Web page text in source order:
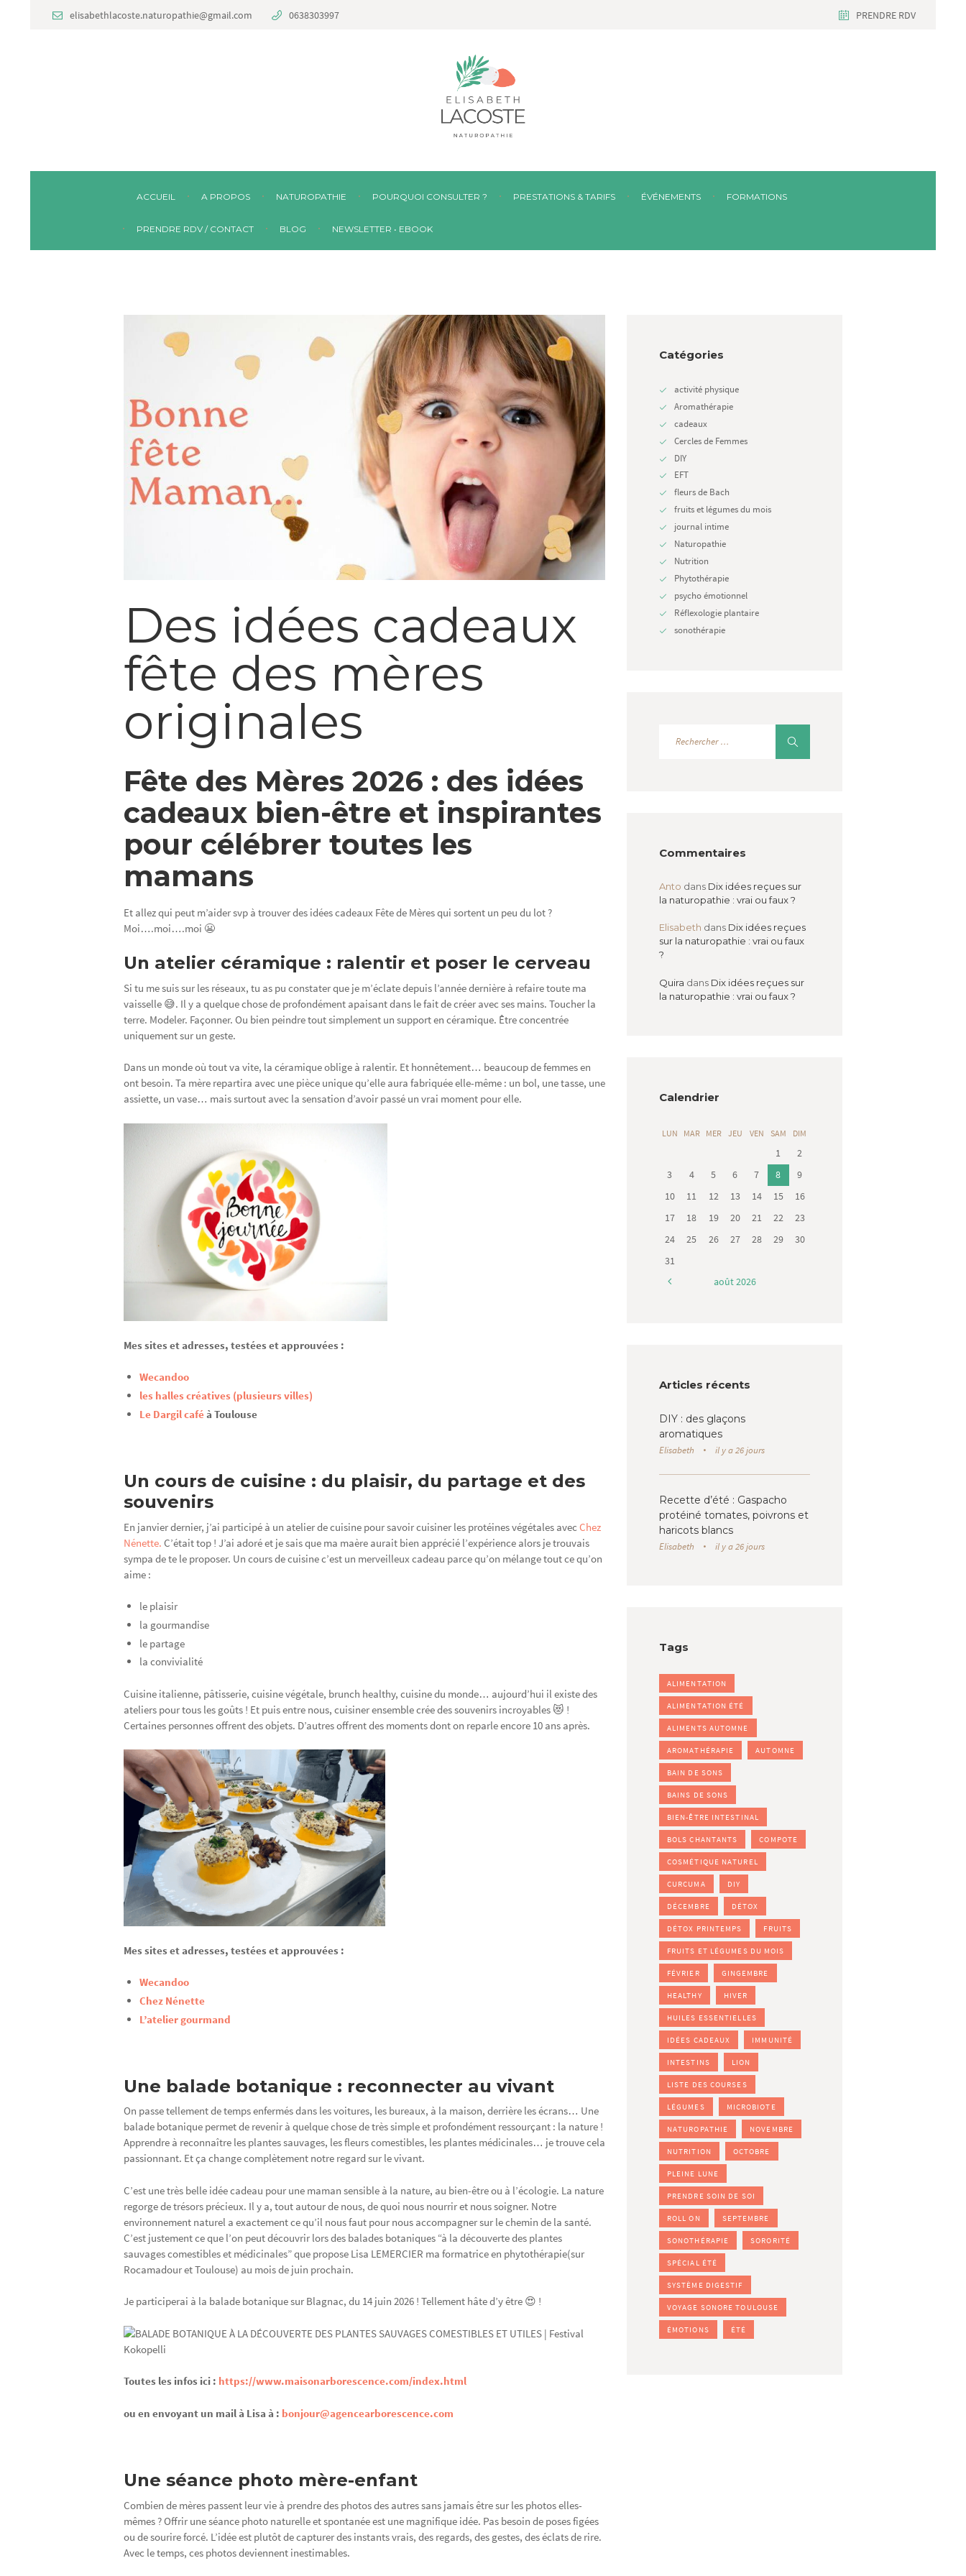
elisabethlacoste.naturopathie@gmail.com 0638303997 PRENDRE RDV
ACCUEIL A PROPOS NATUROPATHIE POURQUOI CONSULTER ? PRESTATIONS & TARIFS ÉVÉNEMENTS FORMATIONS
PRENDRE RDV / CONTACT BLOG NEWSLETTER • EBOOK
Next item
Des idées cadeaux
fête des mères
originales
Fête des Mères 2026 : des idées
cadeaux bien-être et inspirantes
pour célébrer toutes les
mamans
Et allez qui peut m’aider svp à trouver des idées cadeaux Fête de Mères qui sortent un peu du lot ?
Moi….moi….moi 😬
Un atelier céramique : ralentir et poser le cerveau
Si tu me suis sur les réseaux, tu as pu constater que je m’éclate depuis l’année dernière à refaire toute ma
vaisselle 😅. Il y a quelque chose de profondément apaisant dans le fait de créer avec ses mains. Toucher la
terre. Modeler. Façonner. Ou bien peindre tout simplement un support en céramique. Être concentrée
uniquement sur un geste.
Dans un monde où tout va vite, la céramique oblige à ralentir. Et honnêtement… beaucoup de femmes en
ont besoin. Ta mère repartira avec une pièce unique qu’elle aura fabriquée elle-même : un bol, une tasse, une
assiette, un vase… mais surtout avec la sensation d’avoir passé un vrai moment pour elle.
Mes sites et adresses, testées et approuvées :
Wecandoo
les halles créatives (plusieurs villes)
Le Dargil caféà Toulouse
Un cours de cuisine : du plaisir, du partage et des
souvenirs
En janvier dernier, j’ai participé à un atelier de cuisine pour savoir cuisiner les protéines végétales avec Chez
Nénette. C’était top ! J’ai adoré et je sais que ma maère aurait bien apprécié l’expérience alors je trouvais
sympa de te le proposer. Un cours de cuisine c’est un merveilleux cadeau parce qu’on mélange tout ce qu’on
aime :
le plaisir
la gourmandise
le partage
la convivialité
Cuisine italienne, pâtisserie, cuisine végétale, brunch healthy, cuisine du monde… aujourd’hui il existe des
ateliers pour tous les goûts ! Et puis entre nous, cuisiner ensemble crée des souvenirs incroyables 😻 !
Certaines personnes offrent des objets. D’autres offrent des moments dont on reparle encore 10 ans après.
Mes sites et adresses, testées et approuvées :
Wecandoo
Chez Nénette
L’atelier gourmand
Une balade botanique : reconnecter au vivant
On passe tellement de temps enfermés dans les voitures, les bureaux, à la maison, derrière les écrans… Une
balade botanique permet de revenir à quelque chose de très simple et profondément ressourçant : la nature !
Apprendre à reconnaître les plantes sauvages, les fleurs comestibles, les plantes médicinales… je trouve cela
passionnant. Et ça change complètement notre regard sur le vivant.
C’est une très belle idée cadeau pour une maman sensible à la nature, au bien-être ou à l’écologie. La nature
regorge de trésors précieux. Il y a, tout autour de nous, de quoi nous nourrir et nous soigner. Notre
environnement naturel a exactement ce qu’il nous faut pour nous accompagner sur le chemin de la santé.
C’est justement ce que l’on peut découvrir lors des balades botaniques “à la découverte des plantes
sauvages comestibles et médicinales” que propose Lisa LEMERCIER ma formatrice en phytothérapie(sur
Rocamadour et Toulouse) au mois de juin prochain.
Je participerai à la balade botanique sur Blagnac, du 14 juin 2026 ! Tellement hâte d’y être 😍 !
Toutes les infos ici : https://www.maisonarborescence.com/index.html
ou en envoyant un mail à Lisa à : bonjour@agencearborescence.com
Une séance photo mère-enfant
Combien de mères passent leur vie à prendre des photos des autres sans jamais être sur les photos elles-
mêmes ? Offrir une séance photo naturelle et spontanée est une magnifique idée. Pas besoin de poses figées
ou de sourire forcé. L’idée est plutôt de capturer des instants vrais, des regards, des gestes, des éclats de rire.
Avec le temps, ces photos deviennent inestimables.
Catégories
activité physique
Aromathérapie
cadeaux
Cercles de Femmes
DIY
EFT
fleurs de Bach
fruits et légumes du mois
journal intime
Naturopathie
Nutrition
Phytothérapie
psycho émotionnel
Réflexologie plantaire
sonothérapie
Commentaires
Anto dans Dix idées reçues sur
la naturopathie : vrai ou faux ?
Elisabeth dans Dix idées reçues
sur la naturopathie : vrai ou faux
?
Quira dans Dix idées reçues sur
la naturopathie : vrai ou faux ?
Calendrier
LUN MAR MER JEU VEN SAM DIM
1
2
3
4 5 6 7 8
9
10
11 12 13 14 15
16
17
18 19 20 21 22
23
24
25 26 27 28 29
30
31
août2026
Articles récents
DIY : des glaçons
aromatiques
Elisabeth il y a 26 jours
Recette d’été : Gaspacho
protéiné tomates, poivrons et
haricots blancs
Elisabeth il y a 26 jours
Tags
ALIMENTATION
ALIMENTATION ÉTÉ
ALIMENTS AUTOMNE
AROMATHÉRAPIE AUTOMNE
BAIN DE SONS
BAINS DE SONS
BIEN-ÊTRE INTESTINAL
BOLS CHANTANTS COMPOTE
COSMÉTIQUE NATUREL
CURCUMA DIY
DÉCEMBRE DÉTOX
DÉTOX PRINTEMPS FRUITS
FRUITS ET LÉGUMES DU MOIS
FÉVRIER GINGEMBRE
HEALTHY HIVER
HUILES ESSENTIELLES
IDÉES CADEAUX IMMUNITÉ
INTESTINS LION
LISTE DES COURSES
LÉGUMES MICROBIOTE
NATUROPATHIE NOVEMBRE
NUTRITION OCTOBRE
PLEINE LUNE
PRENDRE SOIN DE SOI
ROLL ON SEPTEMBRE
SONOTHÉRAPIE SORORITÉ
SPÉCIAL ÉTÉ
SYSTÈME DIGESTIF
VOYAGE SONORE TOULOUSE
ÉMOTIONS ÉTÉ